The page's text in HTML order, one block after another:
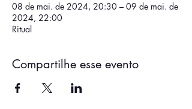
08 de mai. de 2024, 20:30 – 09 de mai. de
2024, 22:00
Ritual
Compartilhe esse evento